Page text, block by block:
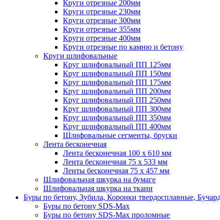
Круги отрезные 200мм
Круги отрезные 230мм
Круги отрезные 300мм
Круги отрезные 355мм
Круги отрезные 400мм
Круги отрезные по камню и бетону
Круги шлифовальные
Круг шлифовальный ПП 125мм
Круг шлифовальный ПП 150мм
Круг шлифовальный ПП 175мм
Круг шлифовальный ПП 200мм
Круг шлифовальный ПП 250мм
Круг шлифовальный ПП 300мм
Круг шлифовальный ПП 350мм
Круг шлифовальный ПП 400мм
Шлифовальные сегменты, бруски
Лента бесконечная
Лента бесконечная 100 х 610 мм
Лента бесконечная 75 х 533 мм
Ленты бесконечная 75 х 457 мм
Шлифовальная шкурка на бумаге
Шлифовальная шкурка на ткани
Буры по бетону, Зубила, Коронки твердосплавные,
Буры по бетону SDS-Max
Буры по бетону SDS-Max проломные